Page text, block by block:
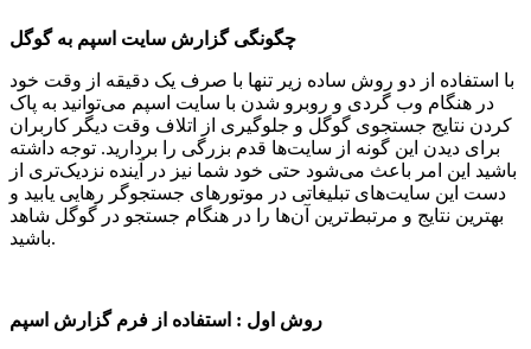
چگونگی گزارش سایت اسپم به گوگل
با استفاده از دو روش ساده زیر تنها با صرف یک دقیقه از وقت خود
در هنگام وب گردی و روبرو شدن با سایت اسپم می‌توانید به پاک
کردن نتایج جستجوی گوگل و جلوگیری از اتلاف وقت دیگر کاربران
برای دیدن این گونه از سایت‌ها قدم بزرگی را بردارید. توجه داشته
باشید این امر باعث می‌شود حتی خود شما نیز در آینده نزدیک‌تری از
دست این سایت‌های تبلیغاتی در موتورهای جستجوگر رهایی یابید و
بهترین نتایج و مرتبط‌ترین آن‌ها را در هنگام جستجو در گوگل شاهد
باشید.
روش اول : استفاده از فرم گزارش اسپم